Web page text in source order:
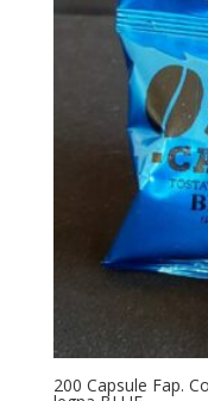
200 Capsule Fap.